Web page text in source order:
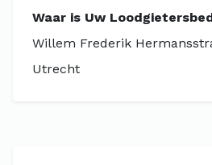
Waar is Uw
Willem Frederik
Utrecht